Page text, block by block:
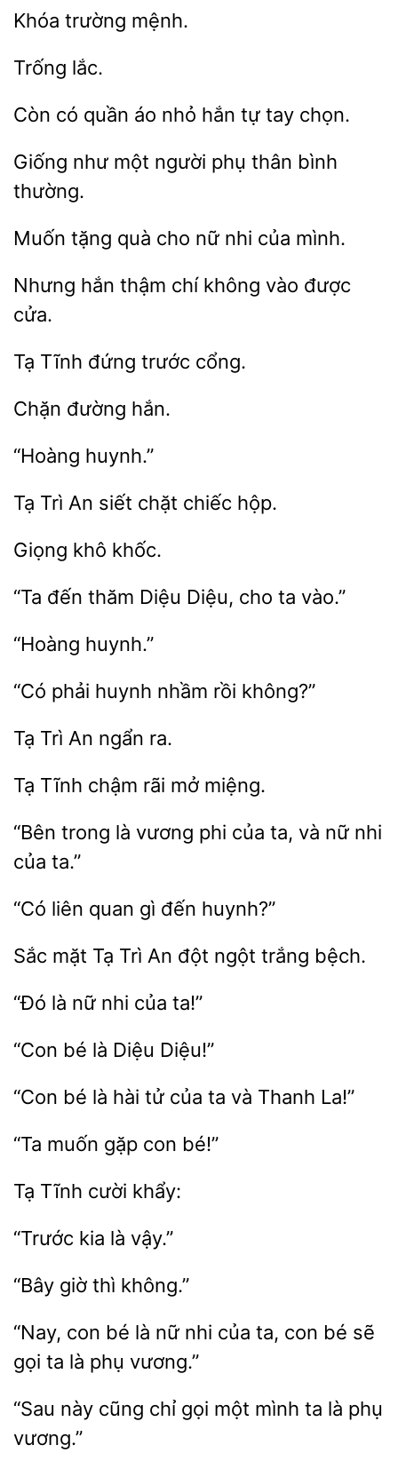
Còn có quần tự tay chọn.
người phụ thân bình
thường.
Muốn quà nữ nhi mình.
hắn thậm không
được
cửa.
Tạ đứng
Tạ Trì siết chiếc
“Ta Diệu Diệu, cho vào.”
“Có huynh rồi
Trì ra.
Tạ Tĩnh chậm
“Bên là
phi của ta, và nữ
của ta.”
liên quan gì
Sắc Trì An đột ngột trắng
“Đó nhi ta!”
là Diệu!”
“Con bé là tử của ta và
muốn con
Tạ
“Trước
không.”
“Nay, con bé là nữ nhi của
con bé sẽ
gọi
là vương.”
“Sau này chỉ
mình ta là phụ
vương.”